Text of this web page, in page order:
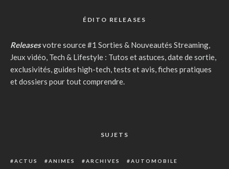
ÉDITO RELEASES
Releasesvotre source #1 Sorties & Nouveautés Streaming,
Jeux vidéo, Tech & Lifestyle : Tutos et astuces, date de sortie,
exclusivités, guides high-tech, tests et avis, fiches pratiques
et dossiers pour tout comprendre.
SUJETS
ACTUS ANIMES ARCHIVES
AUTOMOBILE